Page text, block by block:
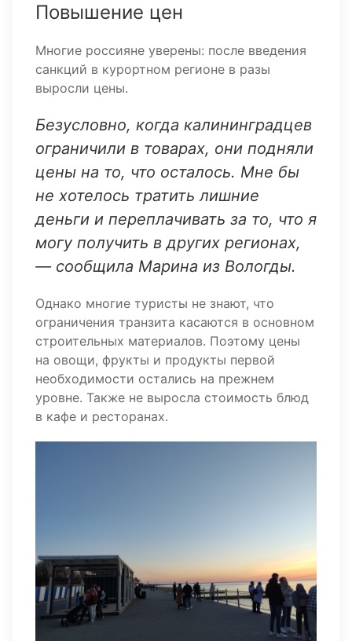
Повышение цен
Многие россияне уверены: после введения
санкций в курортном регионе в разы
выросли цены.
Безусловно, когда калининградцев
ограничили в товарах, они подняли
цены на то, что осталось. Мне бы
не хотелось тратить лишние
деньги и переплачивать за то, что я
могу получить в других регионах,
— сообщила Марина из Вологды.
Однако многие туристы не знают, что
ограничения транзита касаются в основном
строительных материалов. Поэтому цены
на овощи, фрукты и продукты первой
необходимости остались на прежнем
уровне. Также не выросла стоимость блюд
в кафе и ресторанах.